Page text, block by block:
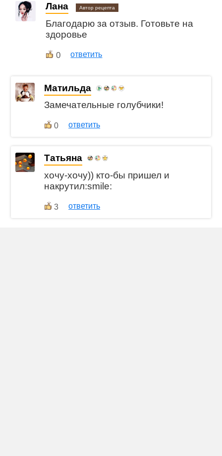
Лана Автор рецепта
Благодарю за отзыв. Готовьте на
здоровье
0 ответить
Матильда
Замечательные голубчики!
0 ответить
Татьяна
хочу-хочу)) кто-бы пришел и
накрутил:smile:
3 ответить